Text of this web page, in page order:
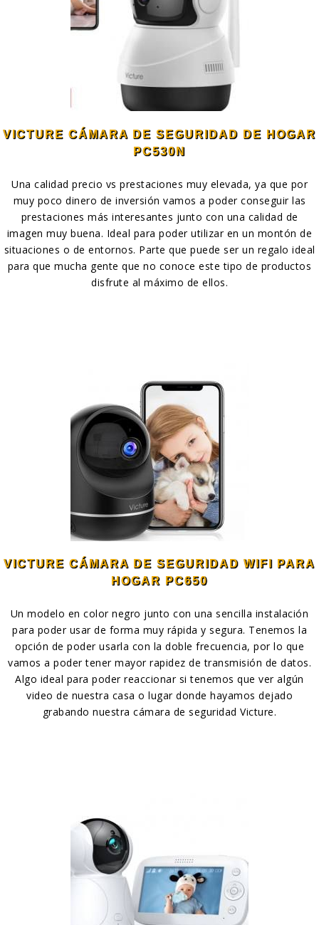
VICTURE CÁMARA DE SEGURIDAD DE HOGAR
PC530N
Una calidad precio vs prestaciones muy elevada, ya que por
muy poco dinero de inversión vamos a poder conseguir las
prestaciones más interesantes junto con una calidad de
imagen muy buena. Ideal para poder utilizar en un montón de
situaciones o de entornos. Parte que puede ser un regalo ideal
para que mucha gente que no conoce este tipo de productos
disfrute al máximo de ellos.
VICTURE CÁMARA DE SEGURIDAD WIFI PARA
HOGAR PC650
Un modelo en color negro junto con una sencilla instalación
para poder usar de forma muy rápida y segura. Tenemos la
opción de poder usarla con la doble frecuencia, por lo que
vamos a poder tener mayor rapidez de transmisión de datos.
Algo ideal para poder reaccionar si tenemos que ver algún
video de nuestra casa o lugar donde hayamos dejado
grabando nuestra cámara de seguridad Victure.